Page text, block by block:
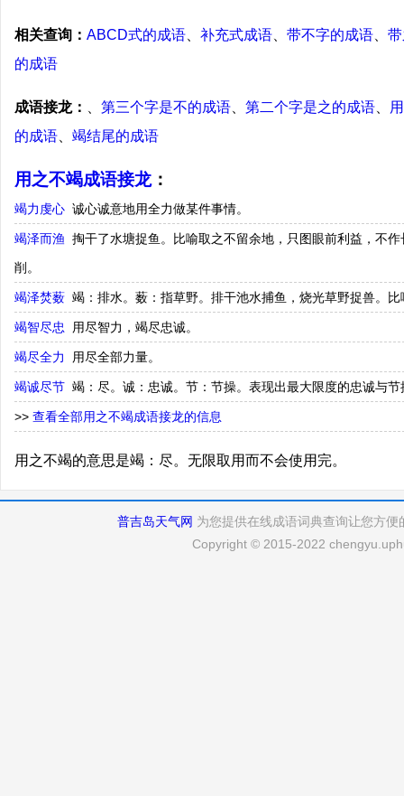
相关查询： ABCD式的成语 补充式成语 带不字的成语
的成语
成语接龙： 第三个字是不的成语 第二个字是之的成语
的成语
竭结尾的成语
用之不竭成语接龙：
竭力虔心 诚心诚意地用全力做某件事情。
竭泽而渔 掏干了水塘捉鱼。比喻取之不留余地，只图眼前利益，不
削。
竭泽焚薮 竭：排水。薮：指草野。排干池水捕鱼，烧光草野捉兽。
竭智尽忠 用尽智力，竭尽忠诚。
竭尽全力 用尽全部力量。
竭诚尽节 竭：尽。诚：忠诚。节：节操。表现出最大限度的忠诚与节
>> 查看全部用之不竭成语接龙的信息
用之不竭的意思是竭：尽。无限取用而不会使用完。
普吉岛天气网 为您提供在线成语词典查询让您方
Copyright © 2015-2022